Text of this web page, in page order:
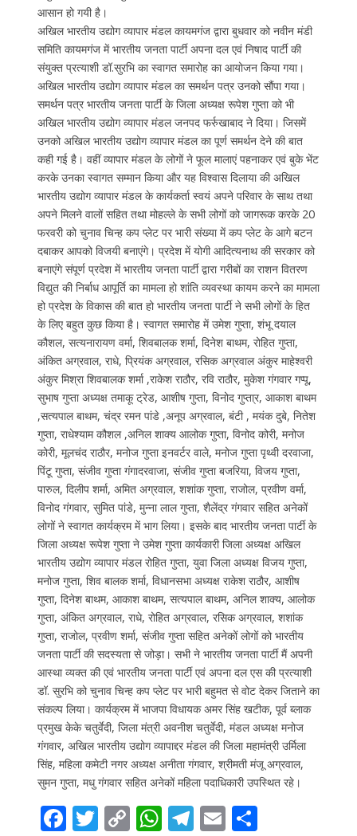
आसान हो गयी है।
अखिल भारतीय उद्योग व्यापार मंडल कायमगंज द्वारा बुधवार को नवीन मंडी
समिति कायमगंज में भारतीय जनता पार्टी अपना दल एवं निषाद पार्टी की
संयुक्त प्रत्याशी डॉ.सुरभि का स्वागत समारोह का आयोजन किया गया।
अखिल भारतीय उद्योग व्यापार मंडल का समर्थन पत्र उनको सौंपा गया।
समर्थन पत्र भारतीय जनता पार्टी के जिला अध्यक्ष रूपेश गुप्ता को भी
अखिल भारतीय उद्योग व्यापार मंडल जनपद फर्रुखाबाद ने दिया। जिसमें
उनको अखिल भारतीय उद्योग व्यापार मंडल का पूर्ण समर्थन देने की बात
कही गई है। वहीं व्यापार मंडल के लोगों ने फूल मालाएं पहनाकर एवं बुके भेंट
करके उनका स्वागत सम्मान किया और यह विश्वास दिलाया की अखिल
भारतीय उद्योग व्यापार मंडल के कार्यकर्ता स्वयं अपने परिवार के साथ तथा
अपने मिलने वालों सहित तथा मोहल्ले के सभी लोगों को जागरूक करके 20
फरवरी को चुनाव चिन्ह कप प्लेट पर भारी संख्या में कप प्लेट के आगे बटन
दबाकर आपको विजयी बनाएंगे। प्रदेश में योगी आदित्यनाथ की सरकार को
बनाएंगे संपूर्ण प्रदेश में भारतीय जनता पार्टी द्वारा गरीबों का राशन वितरण
विद्युत की निर्बाध आपूर्ति का मामला हो शांति व्यवस्था कायम करने का मामला
हो प्रदेश के विकास की बात हो भारतीय जनता पार्टी ने सभी लोगों के हित
के लिए बहुत कुछ किया है। स्वागत समारोह में उमेश गुप्ता, शंभू दयाल
कौशल, सत्यनारायण वर्मा, शिवबालक शर्मा, दिनेश बाथम, रोहित गुप्ता,
अंकित अग्रवाल, राधे, प्रियंक अग्रवाल, रसिक अग्रवाल अंकुर माहेश्वरी
अंकुर मिश्रा शिवबालक शर्मा ,राकेश राठौर, रवि राठौर, मुकेश गंगवार गप्पू,
सुभाष गुप्ता अध्यक्ष तमाकू ट्रेड, आशीष गुप्ता, विनोद गुप्ता्र, आकाश बाथम
,सत्यपाल बाथम, चंद्र रमन पांडे ,अनूप अग्रवाल, बंटी , मयंक दुबे, नितेश
गुप्ता, राधेश्याम कौशल ,अनिल शाक्य आलोक गुप्ता, विनोद कोरी, मनोज
कोरी, मूलचंद राठौर, मनोज गुप्ता इनवर्टर वाले, मनोज गुप्ता पृथ्वी दरवाजा,
पिंटू गुप्ता, संजीव गुप्ता गंगादरवाजा, संजीव गुप्ता बजरिया, विजय गुप्ता,
पारुल, दिलीप शर्मा, अमित अग्रवाल, शशांक गुप्ता, राजोल, प्रवीण वर्मा,
विनोद गंगवार, सुमित पांडे, मुन्ना लाल गुप्ता, शैलेंद्र गंगवार सहित अनेकों
लोगों ने स्वागत कार्यक्रम में भाग लिया। इसके बाद भारतीय जनता पार्टी के
जिला अध्यक्ष रूपेश गुप्ता ने उमेश गुप्ता कार्यकारी जिला अध्यक्ष अखिल
भारतीय उद्योग व्यापार मंडल रोहित गुप्ता, युवा जिला अध्यक्ष विजय गुप्ता,
मनोज गुप्ता, शिव बालक शर्मा, विधानसभा अध्यक्ष राकेश राठौर, आशीष
गुप्ता, दिनेश बाथम, आकाश बाथम, सत्यपाल बाथम, अनिल शाक्य, आलोक
गुप्ता, अंकित अग्रवाल, राधे, रोहित अग्रवाल, रसिक अग्रवाल, शशांक
गुप्ता, राजोल, प्रवीण शर्मा, संजीव गुप्ता सहित अनेकों लोगों को भारतीय
जनता पार्टी की सदस्यता से जोड़ा। सभी ने भारतीय जनता पार्टी मैं अपनी
आस्था व्यक्त की एवं भारतीय जनता पार्टी एवं अपना दल एस की प्रत्याशी
डॉ. सुरभि को चुनाव चिन्ह कप प्लेट पर भारी बहुमत से वोट देकर जिताने का
संकल्प लिया। कार्यक्रम में भाजपा विधायक अमर सिंह खटीक, पूर्व ब्लाक
प्रमुख केके चतुर्वेदी, जिला मंत्री अवनीश चतुर्वेदी, मंडल अध्यक्ष मनोज
गंगवार, अखिल भारतीय उद्योग व्यापाद्दर मंडल की जिला महामंत्री उर्मिला
सिंह, महिला कमेटी नगर अध्यक्ष अनीता गंगवार, श्रीमती मंजू अग्रवाल,
सुमन गुप्ता, मधु गंगवार सहित अनेकों महिला पदाधिकारी उपस्थित रहे।
F T C W T E S